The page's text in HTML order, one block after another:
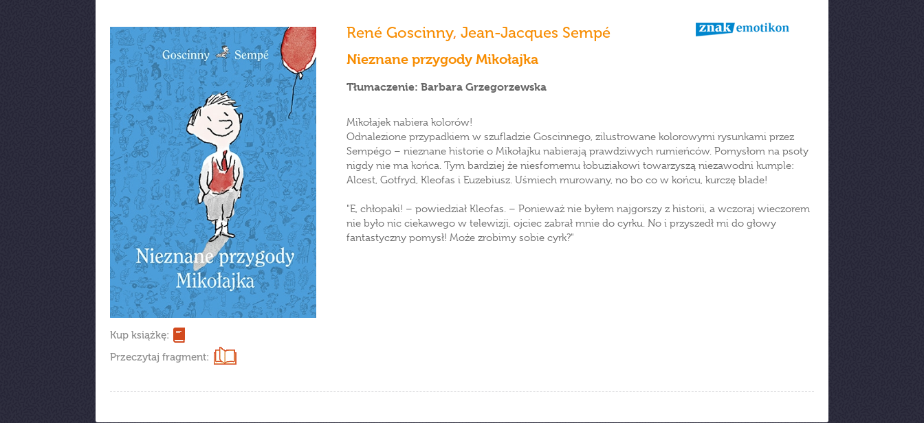
Kup książkę:
Przeczytaj fragment:
René Goscinny, Jean-Jacques Sempé
Nieznane przygody Mikołajka
Tłumaczenie: Barbara Grzegorzewska
Mikołajek nabiera kolorów!
Odnalezione przypadkiem w szufladzie Goscinnego, zilustrowane kolorowymi rysunkami przez
Sempégo – nieznane historie o Mikołajku nabierają prawdziwych rumieńców. Pomysłom na psoty
nigdy nie ma końca. Tym bardziej że niesfornemu łobuziakowi towarzyszą niezawodni kumple:
Alcest, Gotfryd, Kleofas i Euzebiusz. Uśmiech murowany, no bo co w końcu, kurczę blade!
"E, chłopaki! – powiedział Kleofas. – Ponieważ nie byłem najgorszy z historii, a wczoraj wieczorem
nie było nic ciekawego w telewizji, ojciec zabrał mnie do cyrku. No i przyszedł mi do głowy
fantastyczny pomysł! Może zrobimy sobie cyrk?"